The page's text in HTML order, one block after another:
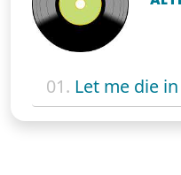
01. Let me die